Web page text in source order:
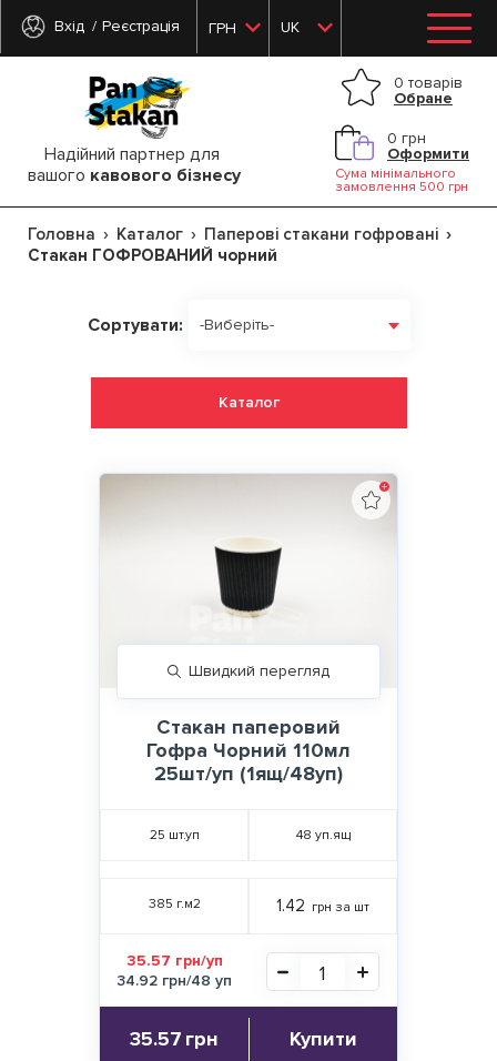
Вхід Реєстрація ГРН UK
Надійний партнер для
вашого кавового бізнесу
0 товарів
Обране
0 грн
Оформити
Сума мінімального
замовлення 500 грн
Головна Каталог
Паперові стакани гофровані
Стакан ГОФРОВАНИЙ чорний
Сортувати: -Виберіть-
Каталог
Швидкий перегляд
Стакан паперовий
Гофра Чорний 110мл
25шт/уп (1ящ/48уп)
25 шт.уп 48 уп.ящ
385 г.м2 1.42 грн за шт
35.57 грн/уп
34.92 грн/48 уп
35.57 грн Купити